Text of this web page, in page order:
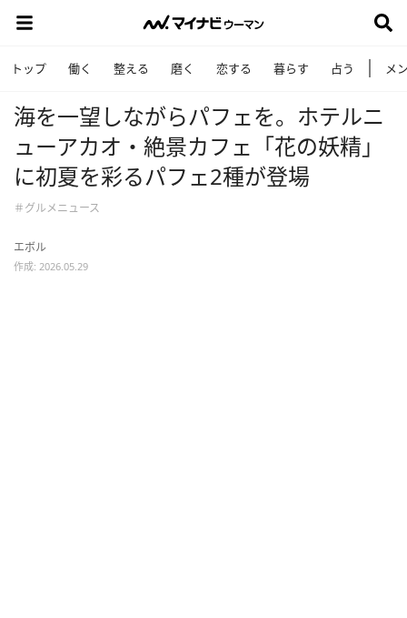
トップ 働く 整える 磨く 恋する 暮らす 占う メ
海を一望しながらパフェを。ホテルニ
ューアカオ・絶景カフェ「花の妖精」
に初夏を彩るパフェ2種が登場
＃グルメニュース
エボル
作成: 2026.05.29